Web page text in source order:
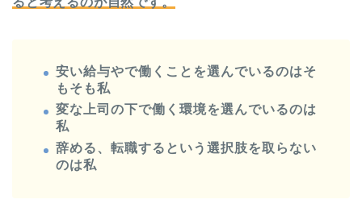
安い給与やで働くことを選んでいるのはそ
もそも私
変な上司の下で働く環境を選んでいるのは
私
辞める、転職するという選択肢を取らない
のは私